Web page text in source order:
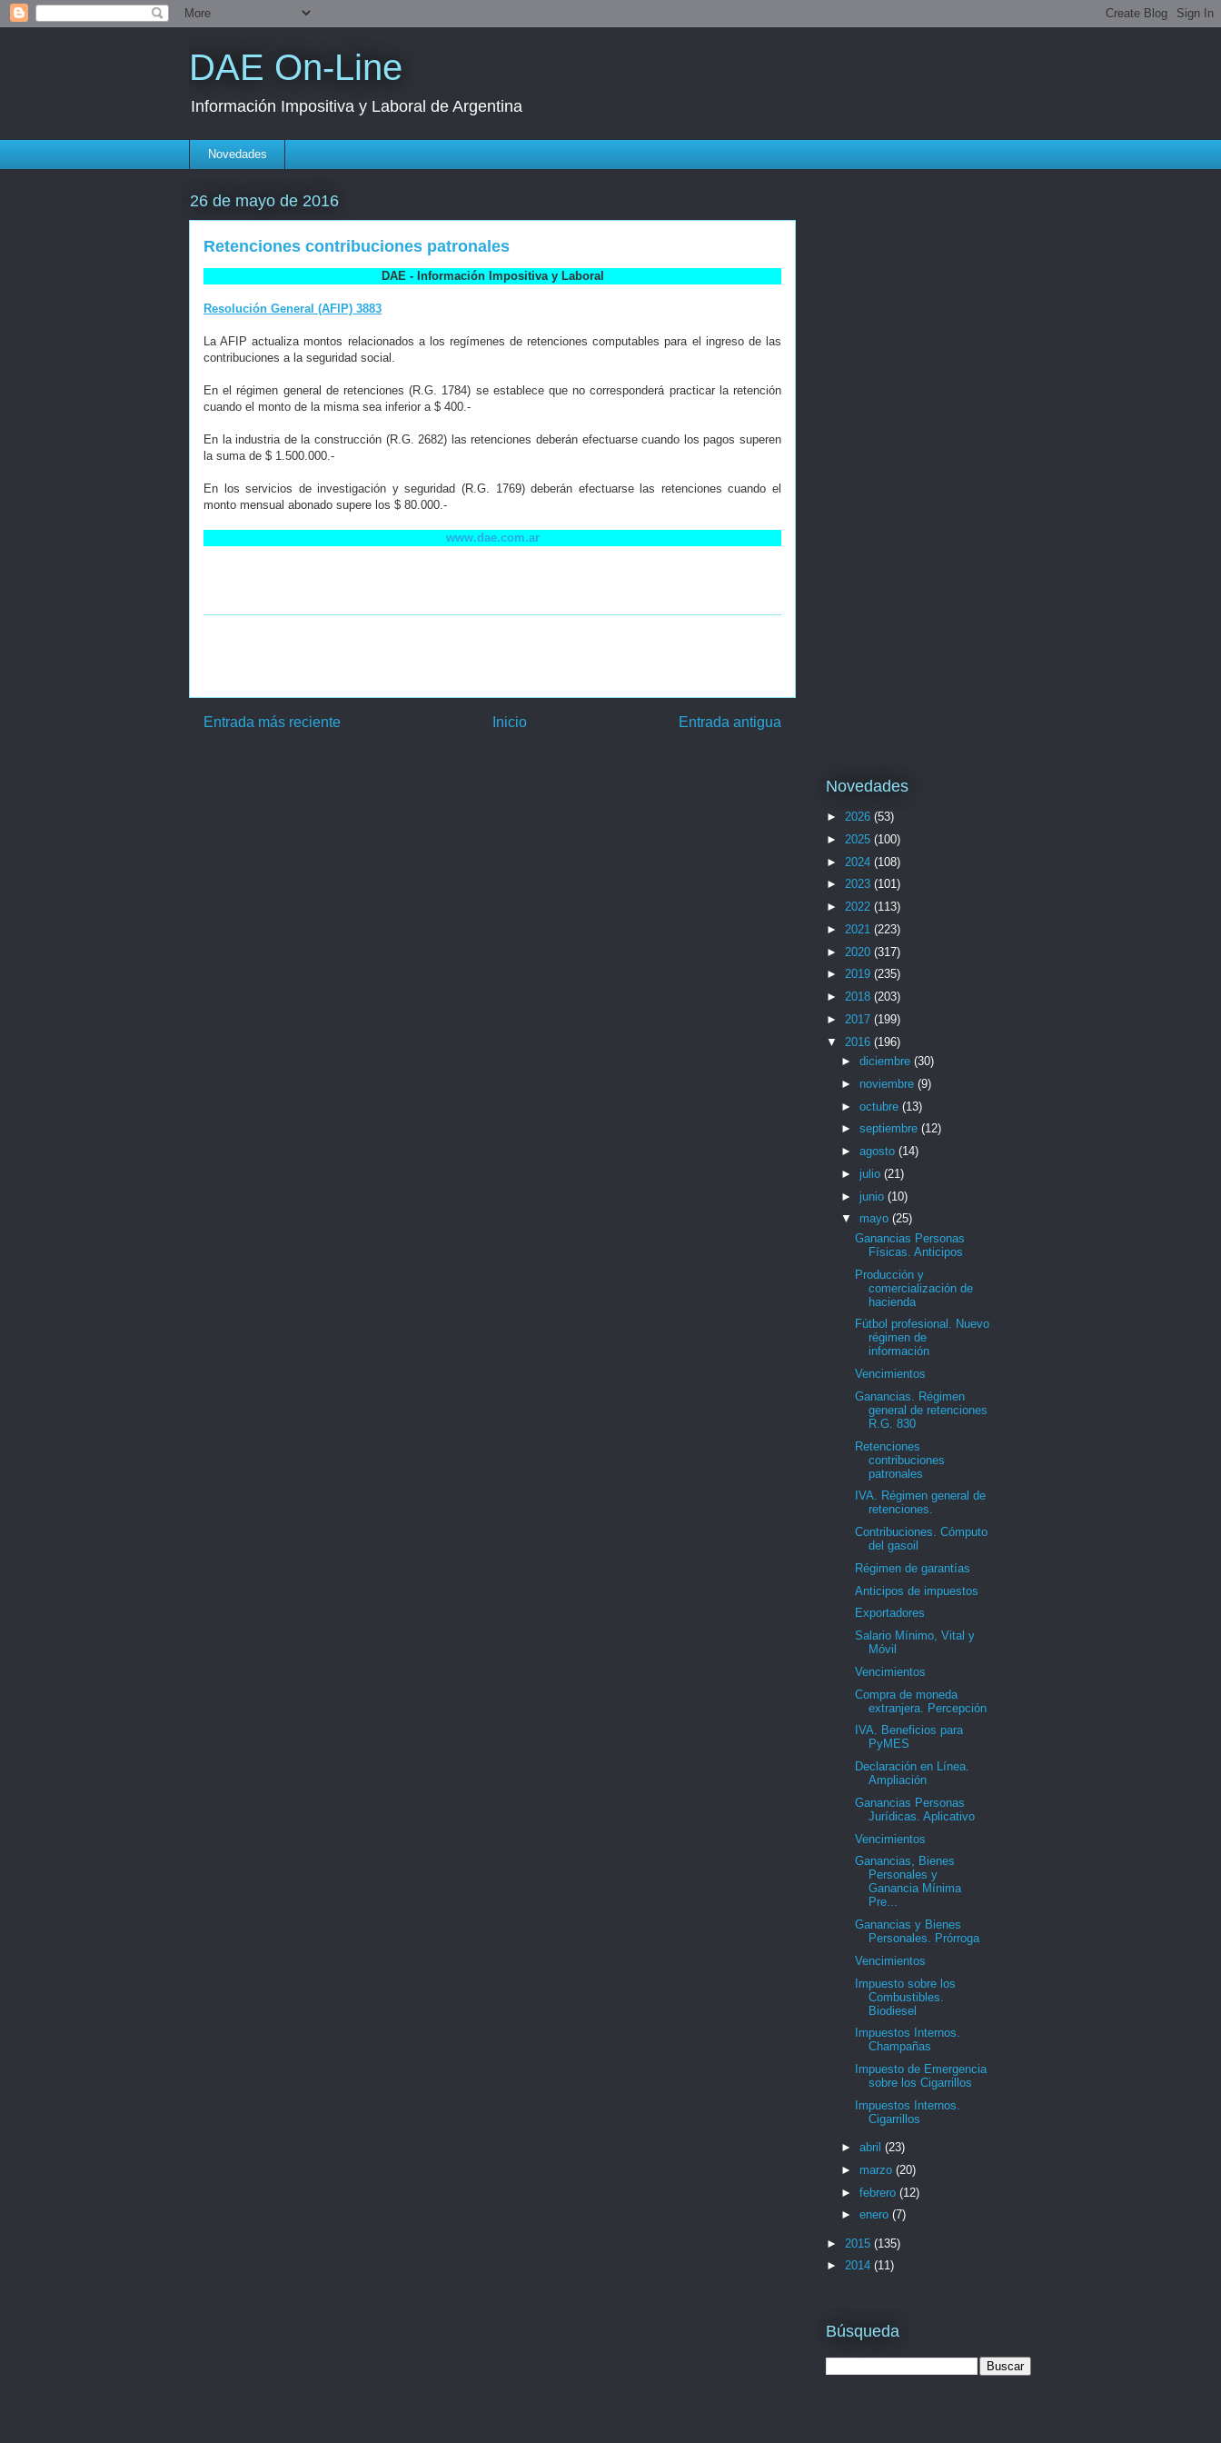
DAE On-Line
Información Impositiva y Laboral de Argentina
Novedades
26 de mayo de 2016
Retenciones contribuciones patronales
DAE - Información Impositiva y Laboral
Resolución General (AFIP) 3883
La AFIP actualiza montos relacionados a los regímenes de retenciones computables para el ingreso de las
contribuciones a la seguridad social.
En el régimen general de retenciones (R.G. 1784) se establece que no corresponderá practicar la retención
cuando el monto de la misma sea inferior a $ 400.-
En la industria de la construcción (R.G. 2682) las retenciones deberán efectuarse cuando los pagos superen
la suma de $ 1.500.000.-
En los servicios de investigación y seguridad (R.G. 1769) deberán efectuarse las retenciones cuando el
monto mensual abonado supere los $ 80.000.-
www.dae.com.ar
Entrada más reciente Entrada antigua
Inicio
Novedades
► 2026 (53)
► 2025 (100)
► 2024 (108)
► 2023 (101)
► 2022 (113)
► 2021 (223)
► 2020 (317)
► 2019 (235)
► 2018 (203)
► 2017 (199)
▼ 2016 (196)
► diciembre (30)
► noviembre (9)
► octubre (13)
► septiembre (12)
► agosto (14)
► julio (21)
► junio (10)
▼ mayo (25)
Ganancias Personas
Físicas. Anticipos
Producción y
comercialización de
hacienda
Fútbol profesional. Nuevo
régimen de
información
Vencimientos
Ganancias. Régimen
general de retenciones
R.G. 830
Retenciones
contribuciones
patronales
IVA. Régimen general de
retenciones.
Contribuciones. Cómputo
del gasoil
Régimen de garantías
Anticipos de impuestos
Exportadores
Salario Mínimo, Vital y
Móvil
Vencimientos
Compra de moneda
extranjera. Percepción
IVA. Beneficios para
PyMES
Declaración en Línea.
Ampliación
Ganancias Personas
Jurídicas. Aplicativo
Vencimientos
Ganancias, Bienes
Personales y
Ganancia Mínima
Pre...
Ganancias y Bienes
Personales. Prórroga
Vencimientos
Impuesto sobre los
Combustibles.
Biodiesel
Impuestos Internos.
Champañas
Impuesto de Emergencia
sobre los Cigarrillos
Impuestos Internos.
Cigarrillos
► abril (23)
► marzo (20)
► febrero (12)
► enero (7)
► 2015 (135)
► 2014 (11)
Búsqueda